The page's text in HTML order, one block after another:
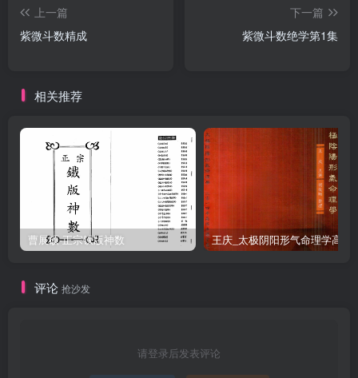
上一篇
紫微斗数精成
下一篇
紫微斗数绝学第1集
相关推荐
曹展硕-正宗铁版神数
评论 抢沙发
请登录后发表评论